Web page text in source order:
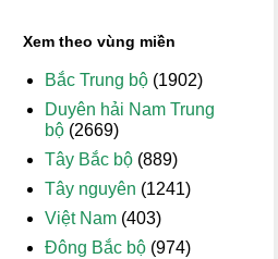
Xem theo vùng miền
Bắc Trung bộ (1902)
Duyên hải Nam Trung
bộ (2669)
Tây Bắc bộ (889)
Tây nguyên (1241)
Việt Nam (403)
Đông Bắc bộ (974)